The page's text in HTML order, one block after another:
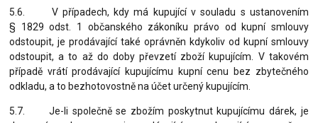
5.6. V případech, kdy má kupující v souladu s ustanovením
§ 1829 odst. 1 občanského zákoníku právo od kupní smlouvy
odstoupit, je prodávající také oprávněn kdykoliv od kupní smlouvy
odstoupit, a to až do doby převzetí zboží kupujícím. V takovém
případě vrátí prodávající kupujícímu kupní cenu bez zbytečného
odkladu, a to bezhotovostně na účet určený kupujícím.
5.7. Je-li společně se zbožím poskytnut kupujícímu dárek, je